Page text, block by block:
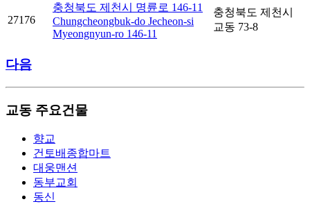
27176
충청북도 제천시 명륜로 146-11
Chungcheongbuk-do Jecheon-si
Myeongnyun-ro 146-11
충청북도 제천시
교동 73-8
다음
교동 주요건물
향교
건토배종합마트
대웅맨션
동부교회
동신